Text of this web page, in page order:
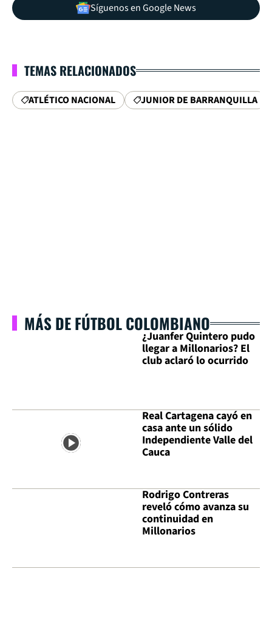
Síguenos en Google News
TEMAS RELACIONADOS
ATLÉTICO NACIONAL JUNIOR DE BARRANQUILLA
MÁS DE FÚTBOL COLOMBIANO
¿Juanfer Quintero pudo
llegar a Millonarios? El
club aclaró lo ocurrido
Real Cartagena cayó en
casa ante un sólido
Independiente Valle del
Cauca
Rodrigo Contreras
reveló cómo avanza su
continuidad en
Millonarios